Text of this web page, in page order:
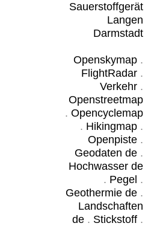
Sauerstoffgerät
Langen
Darmstadt
Openskymap.
FlightRadar.
Verkehr.
Openstreetmap
. Opencyclemap
. Hikingmap.
Openpiste.
Geodaten de.
Hochwasser de
. Pegel .
Geothermie de.
Landschaften
de. Stickstoff.